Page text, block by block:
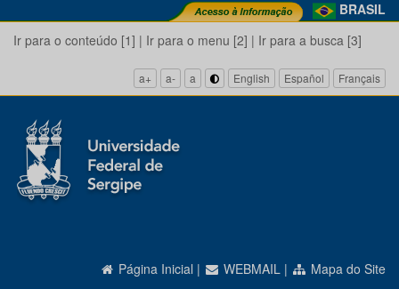
BRASIL
Ir para o conteúdo [1] | Ir para o menu [2] | Ir para a busca [3]
a+ a- a English Español Français
Página Inicial | WEBMAIL | Mapa do Site